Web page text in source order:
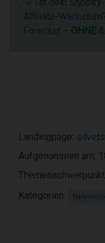
Affiliate-
Forecast – OHNE
Landingpage:
Aufgenommen am:
Kategorien: